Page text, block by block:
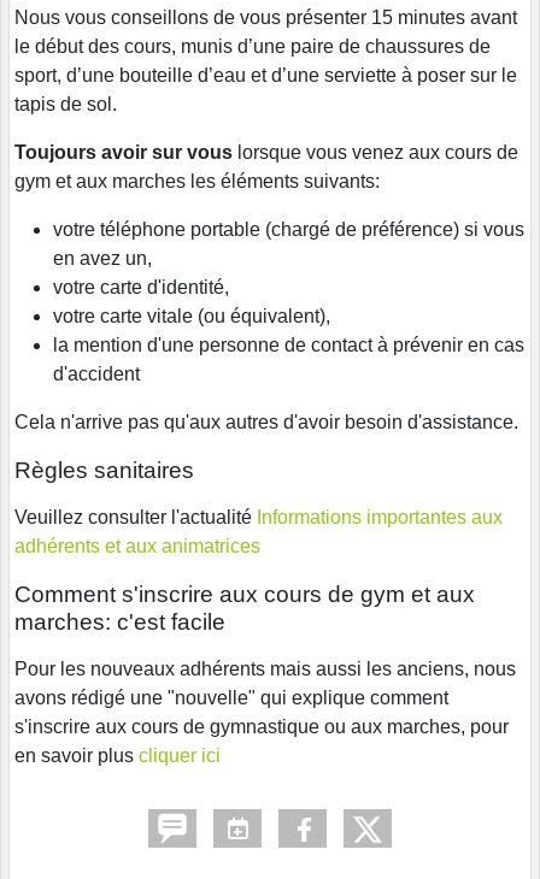
Nous vous conseillons de vous présenter 15 minutes avant
le début des cours, munis d’une paire de chaussures de
sport, d’une bouteille d’eau et d’une serviette à poser sur le
tapis de sol.
Toujours avoir sur vous lorsque vous venez aux cours de
gym et aux marches les éléments suivants:
votre téléphone portable (chargé de préférence) si vous
en avez un,
votre carte d'identité,
votre carte vitale (ou équivalent),
la mention d'une personne de contact à prévenir en cas
d'accident
Cela n'arrive pas qu'aux autres d'avoir besoin d'assistance.
Règles sanitaires
Veuillez consulter l'actualité Informations importantes aux
adhérents et aux animatrices
Comment s'inscrire aux cours de gym et aux
marches: c'est facile
Pour les nouveaux adhérents mais aussi les anciens, nous
avons rédigé une "nouvelle" qui explique comment
s'inscrire aux cours de gymnastique ou aux marches, pour
en savoir plus cliquer ici